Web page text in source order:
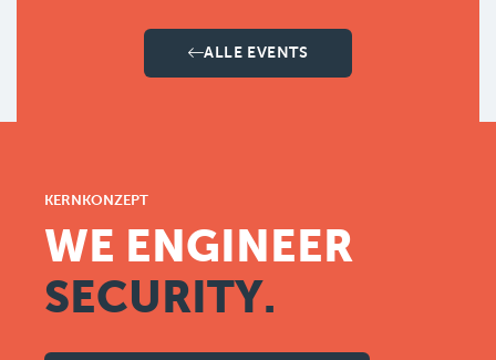
ALLE EVENTS
KERNKONZEPT
WE ENGINEER
SECURITY.